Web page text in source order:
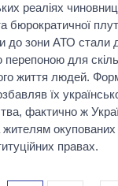
реаліях
бюрократичної
до зони АТО стали
перепоною для
життя людей.
їх
фактично ж
жителям окупованих
правах.